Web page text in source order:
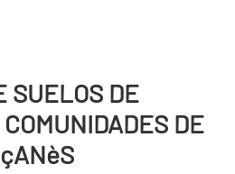
SUELOS DE
DE